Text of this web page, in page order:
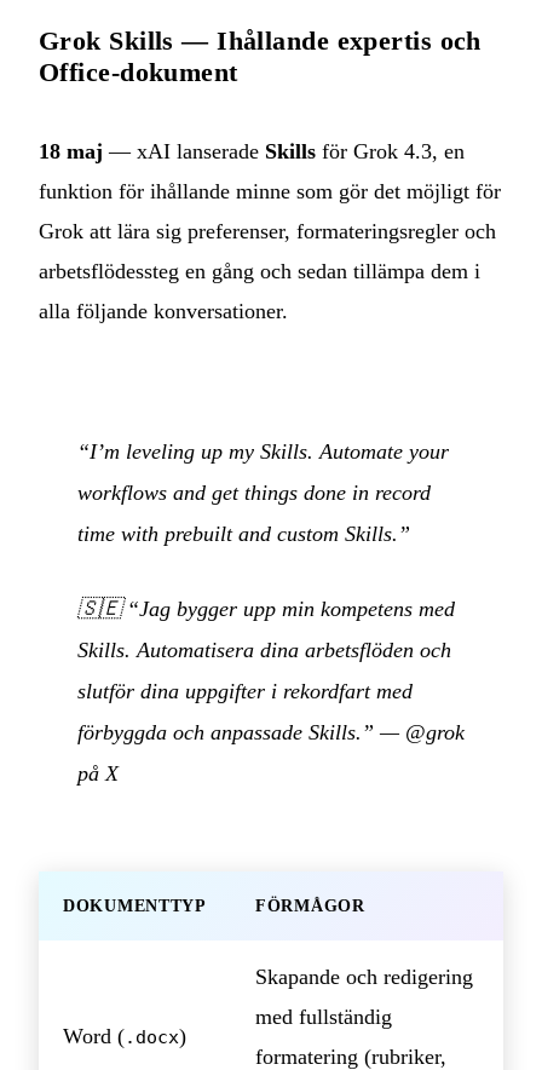
Grok Skills — Ihållande expertis och
Office-dokument
18 maj — xAI lanserade Skills för Grok 4.3, en
funktion för ihållande minne som gör det möjligt för
Grok att lära sig preferenser, formateringsregler och
arbetsflödessteg en gång och sedan tillämpa dem i
alla följande konversationer.
“I’m leveling up my Skills. Automate your
workflows and get things done in record
time with prebuilt and custom Skills.”
🇸🇪“Jag bygger upp min kompetens med
Skills. Automatisera dina arbetsflöden och
slutför dina uppgifter i rekordfart med
förbyggda och anpassade Skills.” — @grok
på X
DOKUMENTTYP FÖRMÅGOR
Word (.docx)
Skapande och redigering
med fullständig
formatering (rubriker,